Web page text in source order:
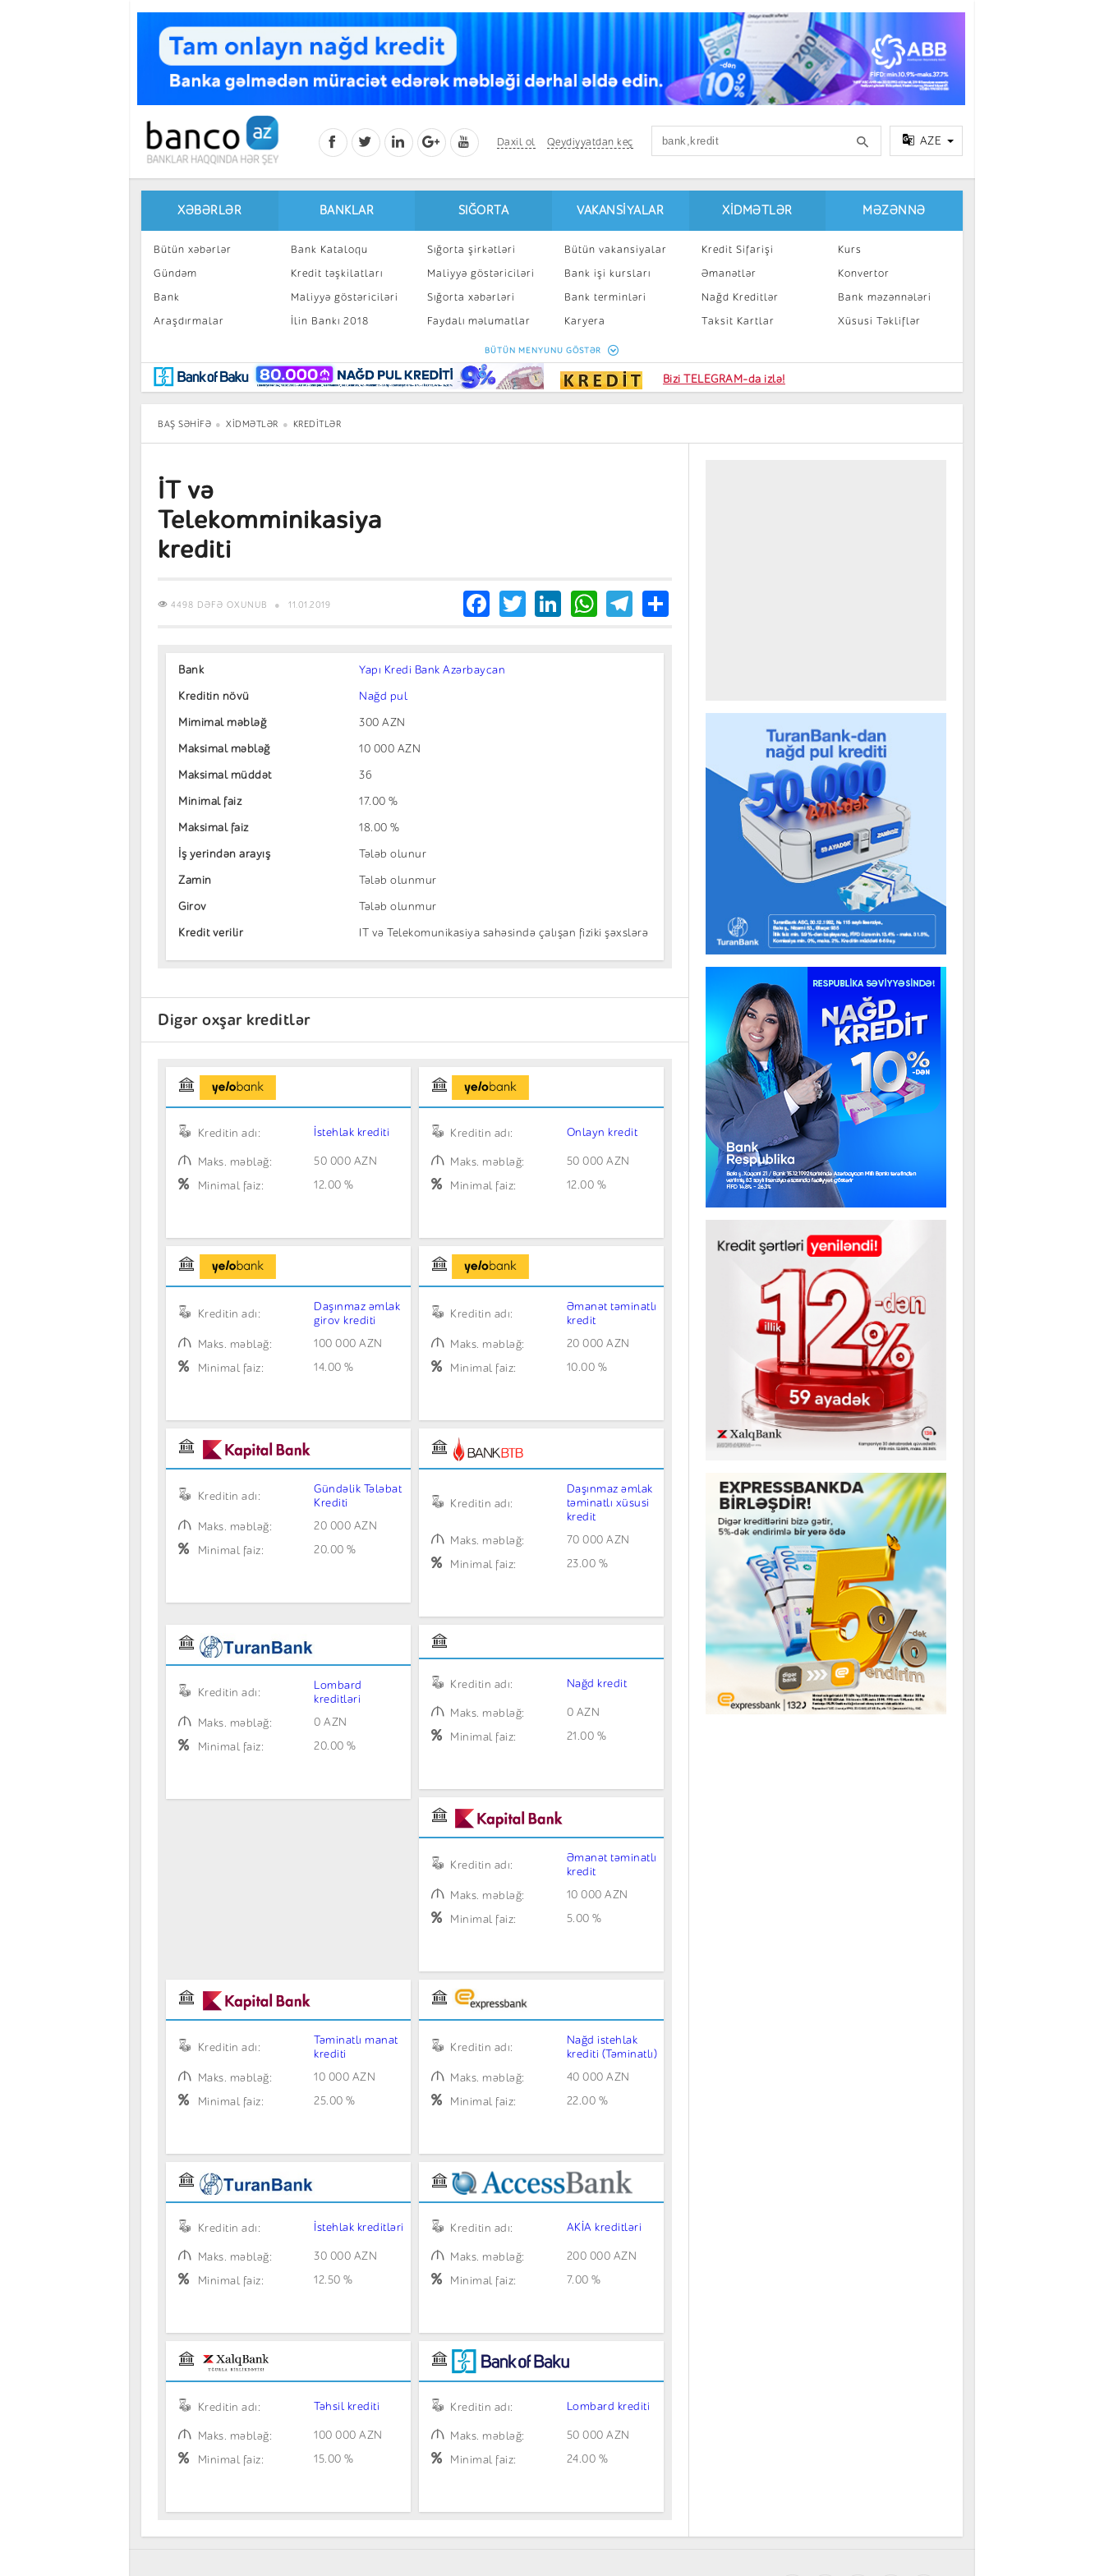
Daxil ol Qeydiyyatdan keç AZE
XƏBƏRLƏR
Bütün xəbərlər
Gündəm
Bank
Araşdırmalar
Maraqlı
BancoTV
Müsahibə
BANKLAR
Bank Kataloqu
Kredit təşkilatları
Maliyyə göstəriciləri
İlin Bankı 2018
SIĞORTA
Sığorta şirkətləri
Maliyyə göstəriciləri
Sığorta xəbərləri
Faydalı məlumatlar
Sığorta kalkulyatoru
VAKANSIYALAR
Bütün vakansiyalar
Bank işi kursları
Bank terminləri
Karyera
Peşakar inkişaf
XIDMƏTLƏR
Kredit Sifarişi
Əmanətlər
Nağd Kreditlər
Taksit Kartlar
Kart sifarişi
MƏZƏNNƏ
Kurs
Konvertor
Bank məzənnələri
Xüsusi Təkliflər
BÜTÜN MENYUNU GÖSTƏR
Bizi TELEGRAM-da izlə!
BAŞ SƏHIFƏ XIDMƏTLƏR KREDITLƏR
İT və
Telekomminikasiya
krediti
4498 DƏFƏ OXUNUB 11.01.2019 Facebook
TwitterLinkedIn
WhatsApp
Telegram
Share
Bank
Yapı Kredi Bank Azərbaycan
Kreditin növü
Nağd pul
Mimimal məbləğ
300 AZN
Maksimal məbləğ
10 000 AZN
Maksimal müddət
36
Minimal faiz
17.00 %
Maksimal faiz
18.00 %
İş yerindən arayış
Tələb olunur
Zamin
Tələb olunmur
Girov
Tələb olunmur
Kredit verilir
IT və Telekomunikasiya sahəsində çalışan fiziki şəxslərə
Digər oxşar kreditlər
Kreditin adı: İstehlak krediti
Maks. məbləğ:
50 000 AZN
Minimal faiz:
12.00 %
Kreditin adı: Onlayn kredit
Maks. məbləğ:
50 000 AZN
Minimal faiz:
12.00 %
Kreditin adı:
Daşınmaz əmlak
girov krediti
Maks. məbləğ:
100 000 AZN
Minimal faiz:
14.00 %
Kreditin adı:
Əmanət təminatlı
kredit
Maks. məbləğ:
20 000 AZN
Minimal faiz:
10.00 %
Kreditin adı:
Gündəlik Tələbat
Krediti
Maks. məbləğ:
20 000 AZN
Minimal faiz:
20.00 %
Kreditin adı:
Daşınmaz əmlak
təminatlı xüsusi
kredit
Maks. məbləğ:
70 000 AZN
Minimal faiz:
23.00 %
Kreditin adı:
Lombard
kreditləri
Maks. məbləğ:
0 AZN
Minimal faiz:
20.00 %
Kreditin adı: Nağd kredit
Maks. məbləğ:
0 AZN
Minimal faiz:
21.00 %
Kreditin adı:
Əmanət təminatlı
kredit
Maks. məbləğ:
10 000 AZN
Minimal faiz:
5.00 %
Kreditin adı:
Təminatlı manat
krediti
Maks. məbləğ:
10 000 AZN
Minimal faiz:
25.00 %
Kreditin adı:
Nağd istehlak
krediti (Təminatlı)
Maks. məbləğ:
40 000 AZN
Minimal faiz:
22.00 %
Kreditin adı: İstehlak kreditləri
Maks. məbləğ:
30 000 AZN
Minimal faiz:
12.50 %
Kreditin adı: AKİA kreditləri
Maks. məbləğ:
200 000 AZN
Minimal faiz:
7.00 %
Kreditin adı: Təhsil krediti
Maks. məbləğ:
100 000 AZN
Minimal faiz:
15.00 %
Kreditin adı: Lombard krediti
Maks. məbləğ:
50 000 AZN
Minimal faiz:
24.00 %